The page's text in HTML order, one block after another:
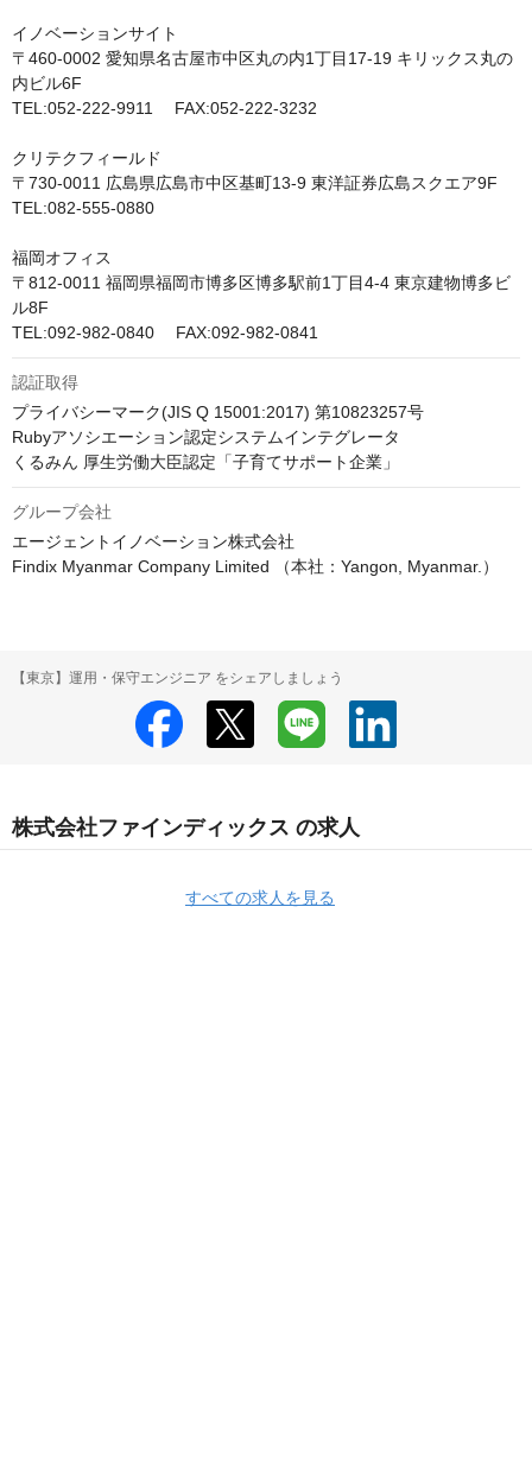
イノベーションサイト
〒460-0002 愛知県名古屋市中区丸の内1丁目17-19 キリックス丸の
内ビル6F
TEL:052-222-9911　 FAX:052-222-3232
クリテクフィールド
〒730-0011 広島県広島市中区基町13-9 東洋証券広島スクエア9F
TEL:082-555-0880
福岡オフィス
〒812-0011 福岡県福岡市博多区博多駅前1丁目4-4 東京建物博多ビ
ル8F
TEL:092-982-0840　 FAX:092-982-0841
認証取得
プライバシーマーク(JIS Q 15001:2017) 第10823257号
Rubyアソシエーション認定システムインテグレータ
くるみん 厚生労働大臣認定「子育てサポート企業」
グループ会社
エージェントイノベーション株式会社
Findix Myanmar Company Limited （本社：Yangon, Myanmar.）
【東京】運用・保守エンジニア をシェアしましょう
株式会社ファインディックス の求人
すべての求人を見る